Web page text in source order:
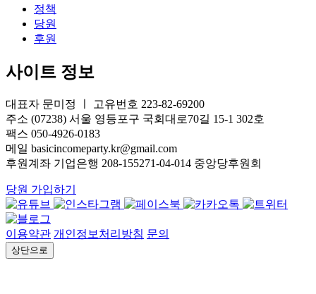
정책
당원
후원
사이트 정보
대표자 문미정 ㅣ 고유번호 223-82-69200
주소 (07238) 서울 영등포구 국회대로70길 15-1 302호
팩스 050-4926-0183
메일 basicincomeparty.kr@gmail.com
후원계좌 기업은행 208-155271-04-014 중앙당후원회
당원 가입하기
이용약관 개인정보처리방침 문의
상단으로